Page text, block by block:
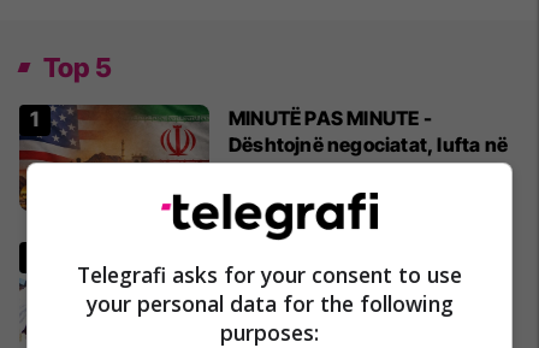
Top 5
MINUTË PAS MINUTE -
Dështojnë negociatat, lufta në
Iran vazhdon
02/04/2026
mbante dy orë të markës
Rolex? (Foto)
29/11/2016
Telegrafi asks for your consent to use
your personal data for the following
purposes: